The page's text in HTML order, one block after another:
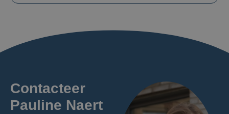
Contacteer
Pauline Naert